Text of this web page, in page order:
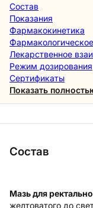
Состав
Показания
Фармакокинетика
Лекарственное
Режим дозирования
Сертификаты
Показать
Состав
Мазь для
желтоватого до